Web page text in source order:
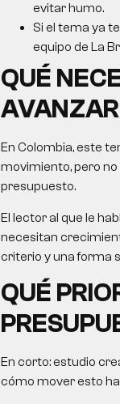
evitar humo.
Si el tema ya
equipo de La
QUÉ
AVANZAR
En Colombia, este
movimiento, pero
presupuesto.
El lector al que le
necesitan
criterio y una forma
QUÉ
En corto: estudio
cómo mover esto